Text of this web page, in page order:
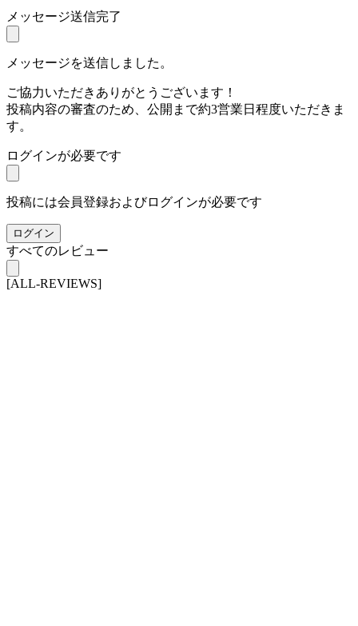
メッセージ送信完了
メッセージを送信しました。
ご協力いただきありがとうございます！
投稿内容の審査のため、公開まで約3営業日程度いただきま
す。
ログインが必要です
投稿には会員登録およびログインが必要です
ログイン
すべてのレビュー
[ALL-REVIEWS]